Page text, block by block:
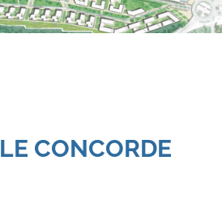
CONCORDE